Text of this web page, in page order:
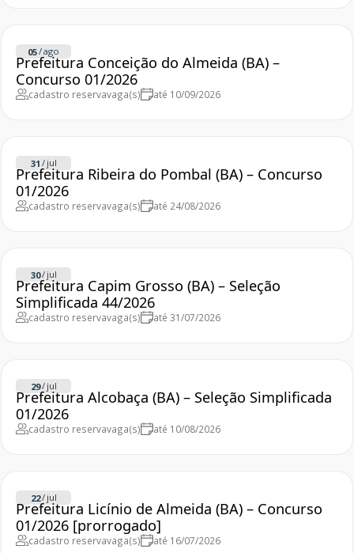
05/ago
Prefeitura Conceição do Almeida (BA) –
Concurso 01/2026
cadastro reservavaga(s) até 10/09/2026
31 / jul
Prefeitura Ribeira do Pombal (BA) – Concurso
01/2026
cadastro reservavaga(s) até 24/08/2026
30/ jul
Prefeitura Capim Grosso (BA) – Seleção
Simplificada 44/2026
cadastro reservavaga(s) até 31/07/2026
29/ jul
Prefeitura Alcobaça (BA) – Seleção Simplificada
01/2026
cadastro reservavaga(s) até 10/08/2026
22/ jul
Prefeitura Licínio de Almeida (BA) – Concurso
01/2026 [prorrogado]
cadastro reservavaga(s) até 16/07/2026